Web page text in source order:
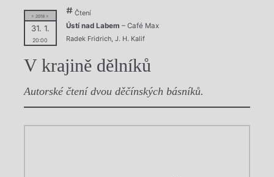
Rozhovory
Dokument
Výroční ceny
= 2018 =
31. 1.
20:00
Čtení
Ústí nad Labem – Café Max
Radek Fridrich, J. H. Kalif
V krajině dělníků
Autorské čtení dvou děčínských básníků.